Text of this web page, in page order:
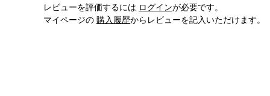
レビューを評価するには ログインが必要です。
マイページの 購入履歴からレビューを記入いただけます。